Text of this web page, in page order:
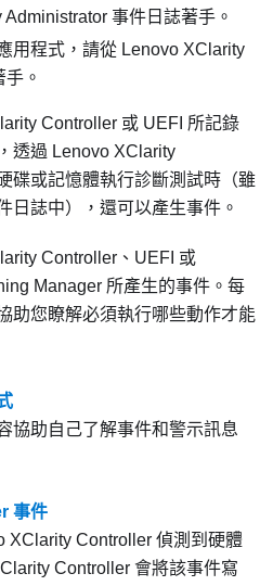
Administrator 事件日誌著手。
用程式，請從 Lenovo XClarity
。
Controller 或 UEFI 所記錄
透過 Lenovo XClarity
碟或記憶體執行診斷測試時（雖
日誌中），還可以產生事件。
Controller 、UEFI 或
Manager 所產生的事件。每
助您瞭解必須執行哪些動作才能
協助自己了解事件和警示訊息
事件
XClarity Controller 偵測到硬體
Controller 會將該事件寫